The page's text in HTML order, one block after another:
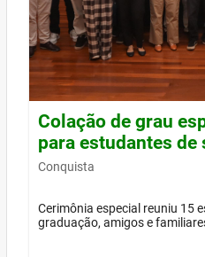
Colação de grau
para estudantes de
Conquista
Cerimônia especial reuniu 15
graduação, amigos e